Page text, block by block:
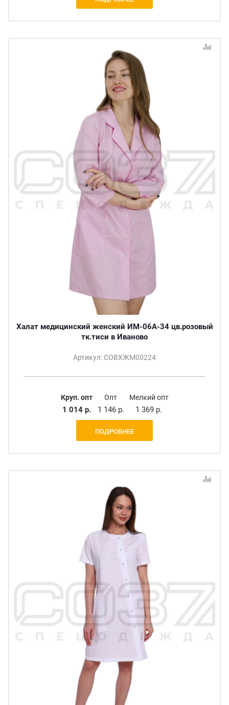
Халат медицинский женский ИМ-06А-34 цв.розовый
тк.тиси в Иваново
Артикул: СОВХЖМ00224
Круп. опт
1 014 р.
Опт
1 146 р.
Мелкий опт
1 369 р.
ПОДРОБНЕЕ